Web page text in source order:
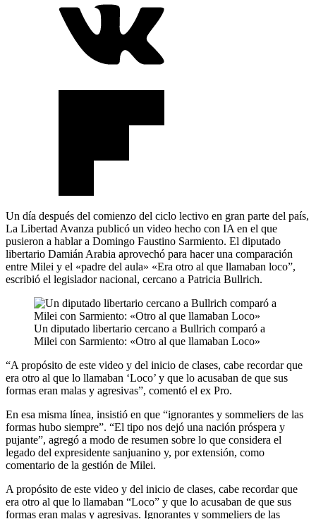
Un día después del comienzo del ciclo lectivo en gran parte del país,
La Libertad Avanza publicó un video hecho con IA en el que
pusieron a hablar a Domingo Faustino Sarmiento. El diputado
libertario Damián Arabia aprovechó para hacer una comparación
entre Milei y el «padre del aula» «Era otro al que llamaban loco”,
escribió el legislador nacional, cercano a Patricia Bullrich.
Un diputado libertario cercano a Bullrich comparó a
Milei con Sarmiento: «Otro al que llamaban Loco»
“A propósito de este video y del inicio de clases, cabe recordar que
era otro al que lo llamaban ‘Loco’ y que lo acusaban de que sus
formas eran malas y agresivas”, comentó el ex Pro.
En esa misma línea, insistió en que “ignorantes y sommeliers de las
formas hubo siempre”. “El tipo nos dejó una nación próspera y
pujante”, agregó a modo de resumen sobre lo que considera el
legado del expresidente sanjuanino y, por extensión, como
comentario de la gestión de Milei.
A propósito de este video y del inicio de clases, cabe recordar que
era otro al que lo llamaban “Loco” y que lo acusaban de que sus
formas eran malas y agresivas. Ignorantes y sommeliers de las